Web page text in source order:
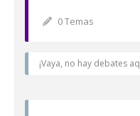
0 Temas
¡Vaya, no hay debates